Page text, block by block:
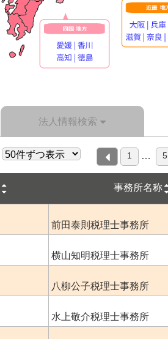
法人情報検索
1 … 5
事務所名称
前田泰則税理士事務所
横山知明税理士事務所
八柳公子税理士事務所
水上敬介税理士事務所